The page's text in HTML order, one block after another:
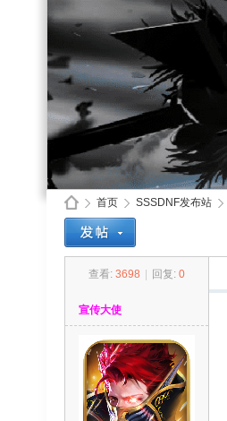
首页
›
SSSDNF发布站
查看: 3698 回复: 0
宣传大使